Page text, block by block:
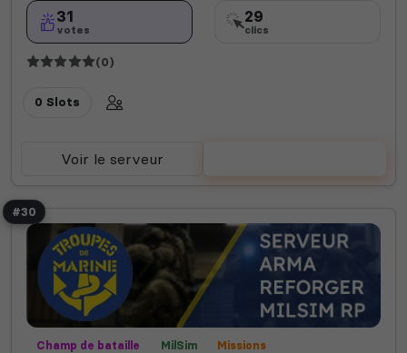
31
votes
29
clics
(0)
0 Slots
Voir le serveur
#30
Champ de bataille MilSim
Missions